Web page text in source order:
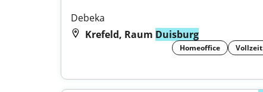
Debeka
Krefeld, Raum Duisburg
Homeoffice Vollzeit